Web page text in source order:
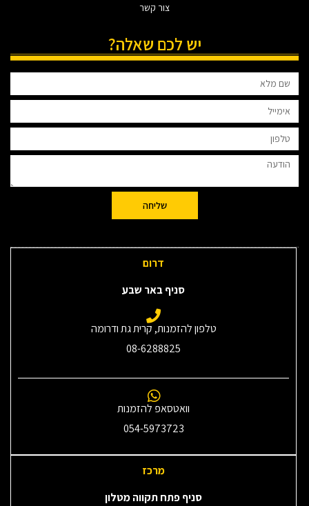
צור קשר
יש לכם שאלה?
שליחה
דרום
סניף באר שבע
טלפון להזמנות, קרית גת ודרומה
08-6288825
וואטסאפ להזמנות
054-5973723
מרכז
סניף פתח תקווה מטלון